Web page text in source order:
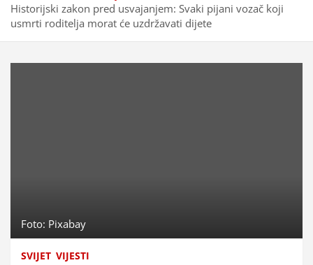
Historijski zakon pred usvajanjem: Svaki pijani vozač koji
usmrti roditelja morat će uzdržavati dijete
Foto: Pixabay
SVIJET VIJESTI